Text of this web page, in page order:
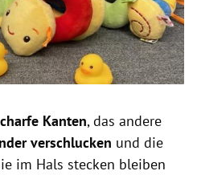
Kanten, das andere
verschlucken und die
im Hals stecken bleiben